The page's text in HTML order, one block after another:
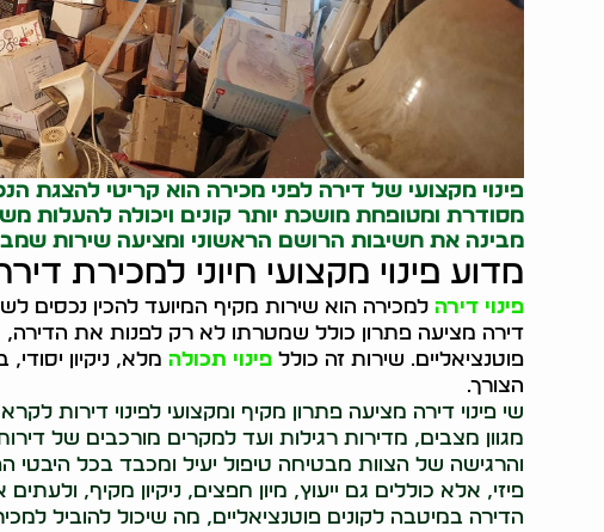
פינוי מקצועי של דירה לפני מכירה הוא קריטי להצגת
מסודרת ומטופחת מושכת יותר קונים ויכולה להעלות
מבינה את חשיבות הרושם הראשוני ומציעה שירות
מדוע פינוי מקצועי חיוני למכירת
פינוי דירה למכירה הוא שירות מקיף המיועד להכין נכסים
דירה מציעה פתרון כולל שמטרתו לא רק לפנות את
פוטנציאליים. שירות זה כוללפינוי תכולה מלא, ניקיון
הצורך.
שי פינוי דירה מציעה פתרון מקיף ומקצועי לפינוי
מגוון מצבים, מדירות רגילות ועד למקרים מורכבים של
והרגישה של הצוות מבטיחה טיפול יעיל ומכבד בכל היבטי
פיזי, אלא כוללים גם ייעוץ, מיון חפצים, ניקיון מקיף,
הדירה במיטבה לקונים פוטנציאליים, מה שיכול להוביל